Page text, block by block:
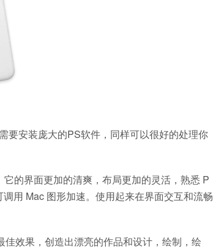
安装庞大的PS软件，同样可以很好的处理你
的界面更加的清爽，布局更加的灵活，熟悉 P
用 Mac 图形加速。使用起来在界面交互和流畅
效果，创造出漂亮的作品和设计，绘制，绘